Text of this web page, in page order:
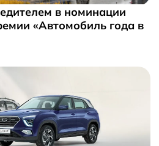
в номинации
«Автомобиль года в